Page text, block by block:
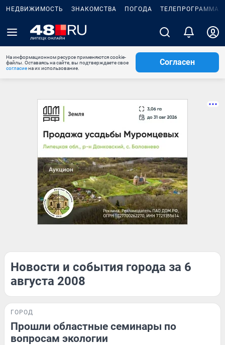
НЕДВИЖИМОСТЬ ЗНАКОМСТВА ПОГОДА ТЕЛЕПРОГРАММА
На информационном ресурсе применяются cookie-
файлы. Оставаясь на сайте, вы подтверждаете свое
согласиена их использование.
Согласен
Новости и события города за 6
августа 2008
ГОРОД
Прошли областные семинары по
вопросам экологии